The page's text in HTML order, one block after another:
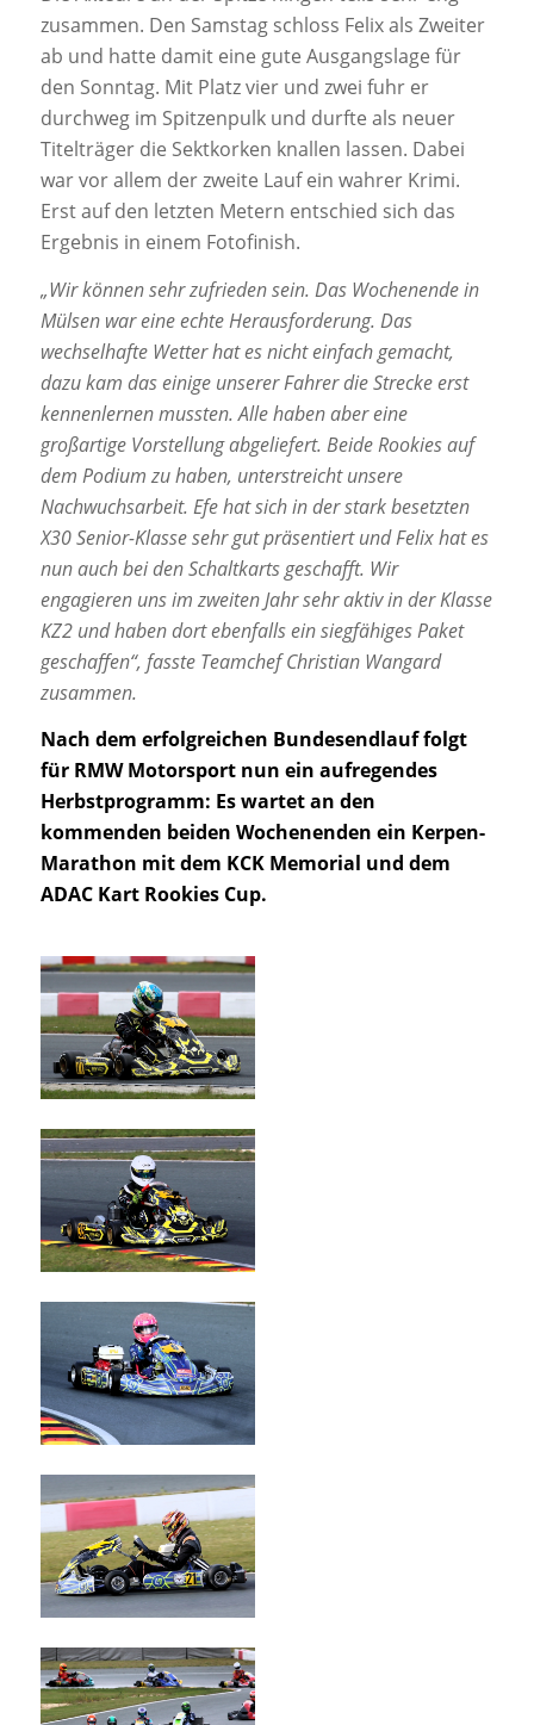
zusammen. Den Samstag schloss Felix als Zweiter
ab und hatte damit eine gute Ausgangslage für
den Sonntag. Mit Platz vier und zwei fuhr er
durchweg im Spitzenpulk und durfte als neuer
Titelträger die Sektkorken knallen lassen. Dabei
war vor allem der zweite Lauf ein wahrer Krimi.
Erst auf den letzten Metern entschied sich das
Ergebnis in einem Fotofinish.
„Wir können sehr zufrieden sein. Das Wochenende in
Mülsen war eine echteHerausforderung. Das
wechselhafte Wetter hat es nicht einfach gemacht,
dazu kam daseinige unserer Fahrer die Strecke erst
kennenlernen mussten. Alle haben aber eine
großartige Vorstellung abgeliefert. Beide Rookies auf
dem Podium zu haben, unterstreichtunsere
Nachwuchsarbeit. Efe hat sich in der stark besetzten
X30 Senior-Klasse sehr gutpräsentiert und Felix hat es
nun auch bei den Schaltkarts geschafft. Wir
engagieren uns im zweiten Jahr sehr aktiv in der Klasse
KZ2 und haben dort ebenfalls ein siegfähiges Paket
geschaffen“, fasste Teamchef Christian Wangard
zusammen.
Nach dem erfolgreichen Bundesendlauf folgt
für RMW Motorsport nun ein aufregendes
Herbstprogramm: Es wartet an den
kommenden beiden Wochenenden ein Kerpen-
Marathon mit dem KCK Memorial und dem
ADAC Kart Rookies Cup.